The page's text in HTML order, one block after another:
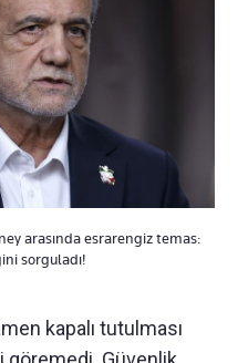
arasında esrarengiz temas:
sorguladı!
kapalı tutulması